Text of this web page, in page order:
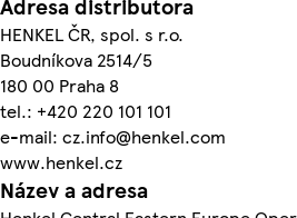
Adresa distributora
HENKEL ČR, spol. s r.o.
Boudníkova 2514/5
180 00 Praha 8
tel.: +420 220 101 101
e-mail: cz.info@henkel.com
www.henkel.cz
Název a adresa